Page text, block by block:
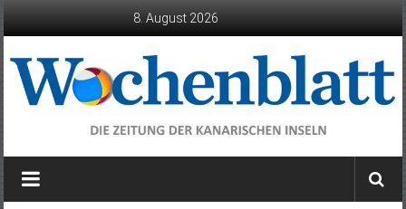
8. August 2026
Wochenblatt
die